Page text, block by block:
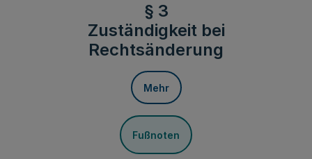
§ 3
Zuständigkeit bei
Rechtsänderung
Mehr
Fußnoten